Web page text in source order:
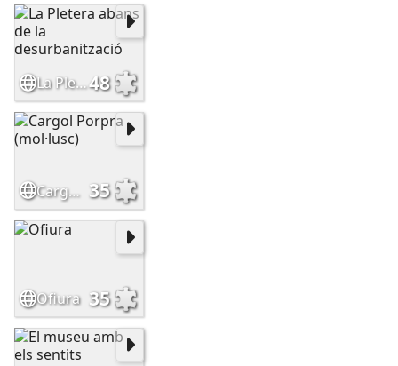
La Pletera abans de la desurbanització48
Cargol Porpra (mol·lusc) 35
Ofiura 35